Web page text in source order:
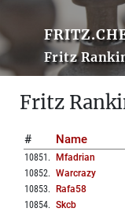
Fritz
Fritz
# Name
10851 . Mfadrian
10852. Warcrazy
10853. Rafa58
10854. Skcb